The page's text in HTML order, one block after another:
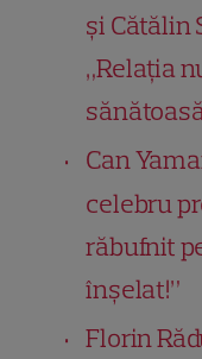
și Cătălin
„Relația
Can
celebru
răbufnit
înșelat!”
Florin